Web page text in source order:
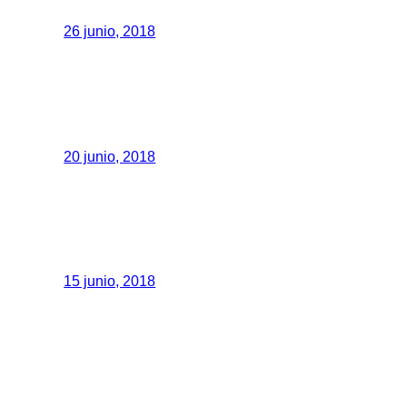
26 junio, 2018
20 junio, 2018
15 junio, 2018